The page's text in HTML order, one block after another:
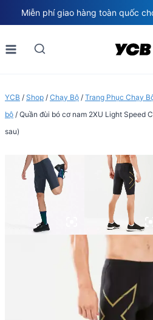
to
content
Miễn phí giao hàng toàn quốc
YCB / Shop / Chạy Bộ / Trang Phục Chạy
bộ / Quần đùi bó cơ nam 2XU Light Speed
sau)